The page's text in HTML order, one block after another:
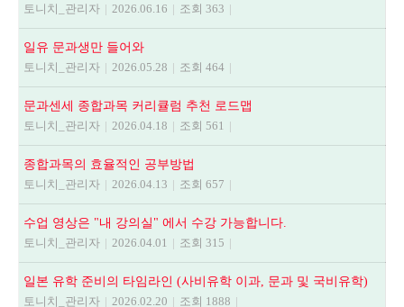
토니치_관리자 | 2026.06.16 | 조회 363 |
일유 문과생만 들어와
토니치_관리자 | 2026.05.28 | 조회 464 |
문과센세 종합과목 커리큘럼 추천 로드맵
토니치_관리자 | 2026.04.18 | 조회 561 |
종합과목의 효율적인 공부방법
토니치_관리자 | 2026.04.13 | 조회 657 |
수업 영상은 "내 강의실" 에서 수강 가능합니다.
토니치_관리자 | 2026.04.01 | 조회 315 |
일본 유학 준비의 타임라인 (사비유학 이과, 문과 및 국비유학)
토니치_관리자 | 2026.02.20 | 조회 1888 |